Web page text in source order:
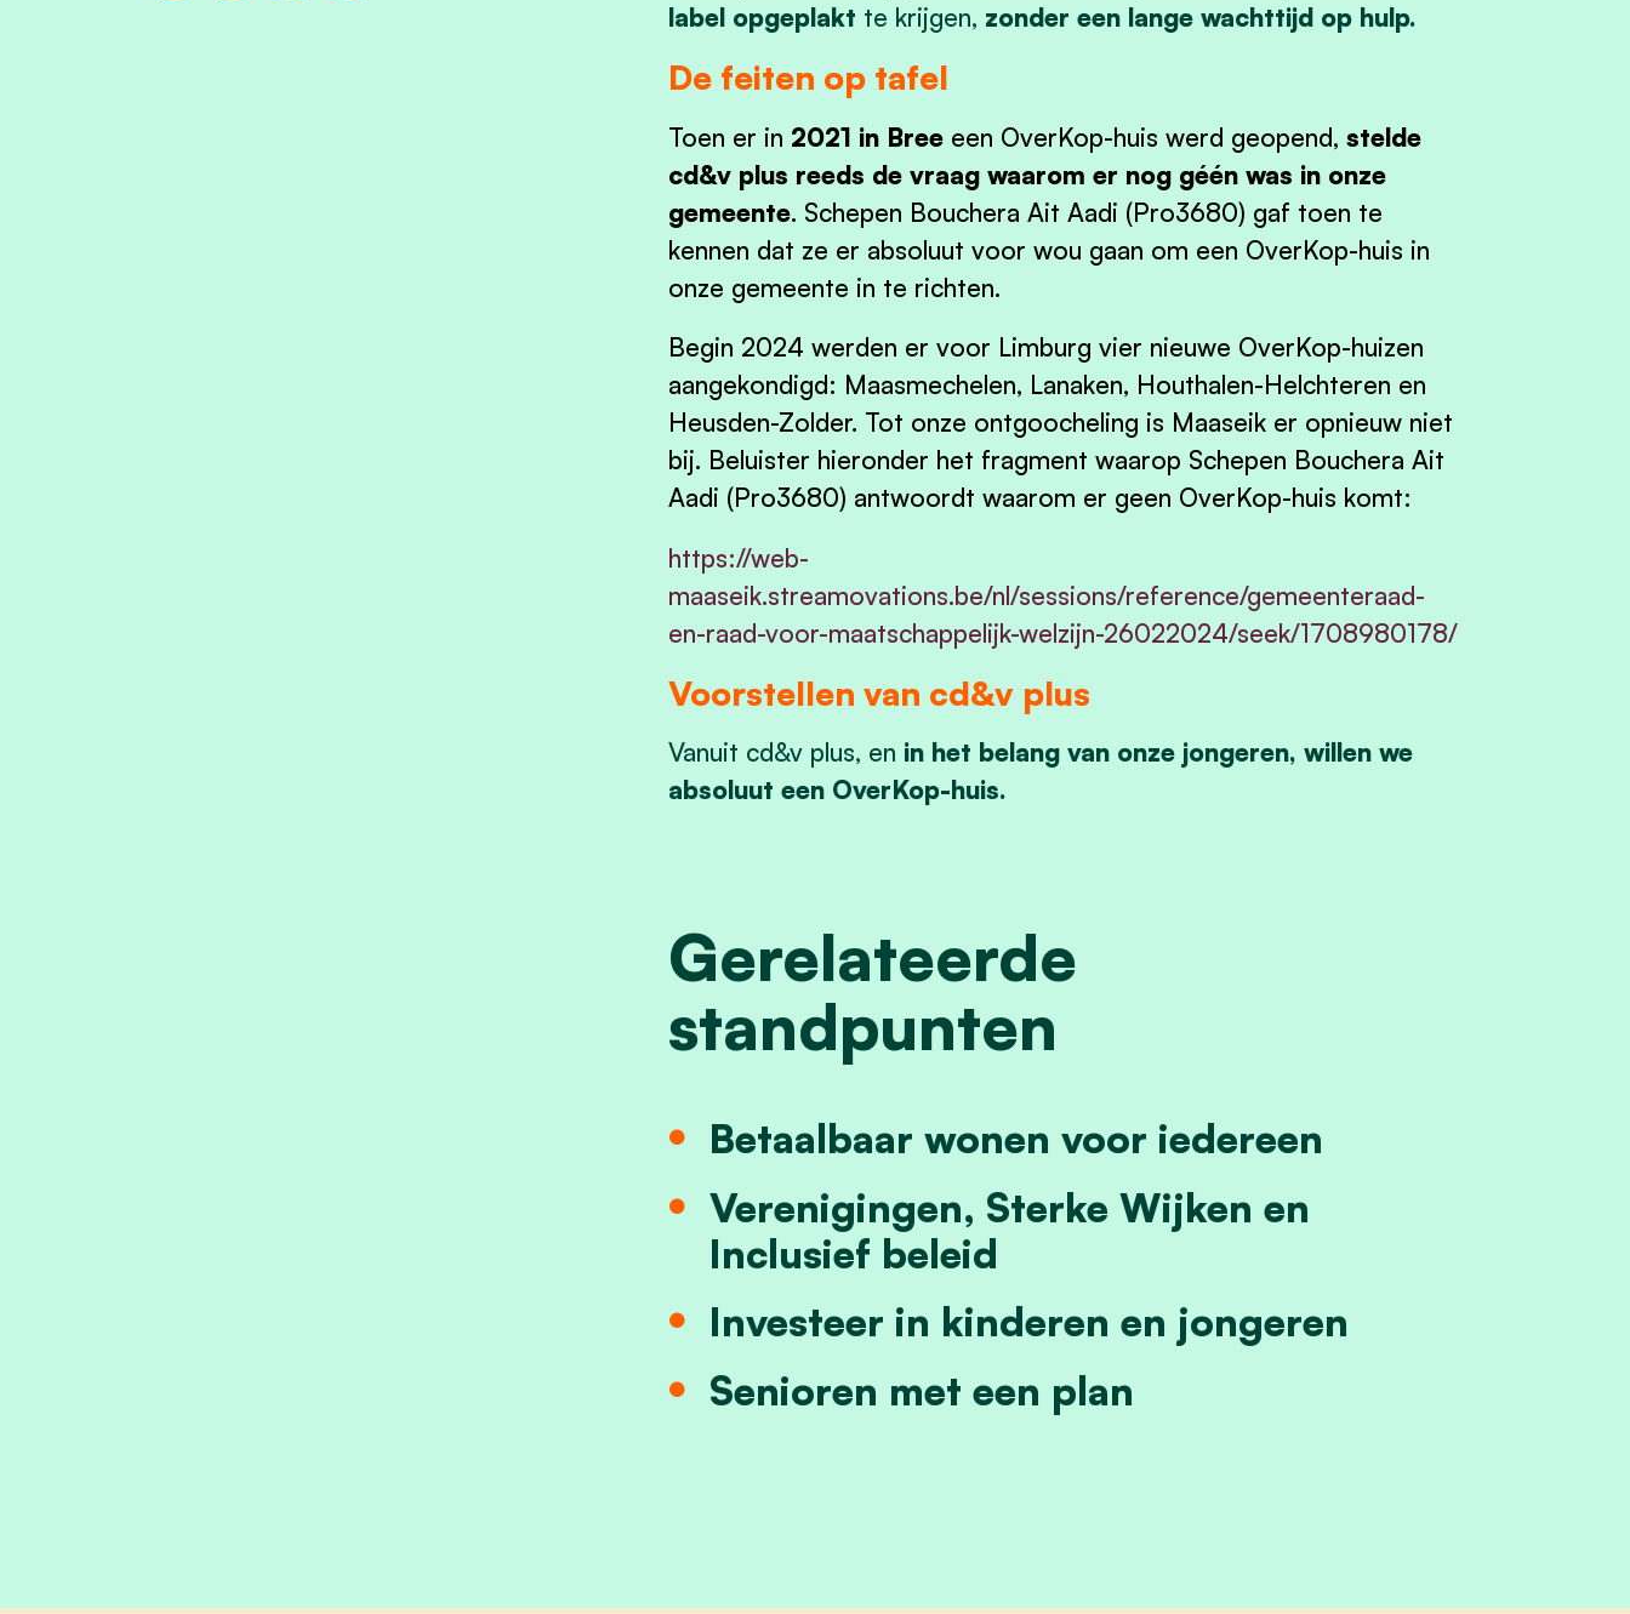
label opgeplakt te krijgen, zonder een lange wachttijd op hulp.
De feiten op tafel
Toen er in 2021 in Bree een OverKop-huis werd geopend,stelde
cd&v plus reeds de vraag waarom er nog géén was in onze
gemeente. Schepen Bouchera Ait Aadi (Pro3680) gaf toen te
kennen dat ze er absoluut voor wou gaan om een OverKop-huis in
onze gemeente in te richten.
Begin 2024 werden er voor Limburg vier nieuwe OverKop-huizen
aangekondigd: Maasmechelen, Lanaken, Houthalen-Helchteren en
Heusden-Zolder. Tot onze ontgoocheling is Maaseik er opnieuw niet
bij. Beluister hieronder het fragment waarop Schepen Bouchera Ait
Aadi (Pro3680) antwoordt waarom er geen OverKop-huis komt:
https://web-
maaseik.streamovations.be/nl/sessions/reference/gemeenteraad-
en-raad-voor-maatschappelijk-welzijn-26022024/seek/1708980178/
Voorstellen van cd&v plus
Vanuit cd&v plus, en in het belang van onze jongeren, willen we
absoluut een OverKop-huis.
Gerelateerde
standpunten
Betaalbaar wonen voor iedereen
Verenigingen, Sterke Wijken en
Inclusief beleid
Investeer in kinderen en jongeren
Senioren met een plan